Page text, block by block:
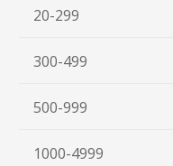
20-299
300-499
500-999
1000-4999